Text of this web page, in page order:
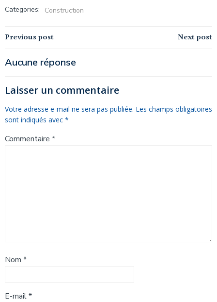
Categories: Construction
Navigation
de
l’article
Previous post Navigation
l’article
Next post
Aucune réponse
Laisser un commentaire
Votre adresse e-mail ne sera pas publiée. Les champs obligatoires
sont indiqués avec *
Commentaire *
Nom *
E-mail*